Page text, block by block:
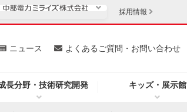
長分野・技術研究開発 キッズ・展示館
ニュース よくあるご質問・お問い合わせ
採用情報